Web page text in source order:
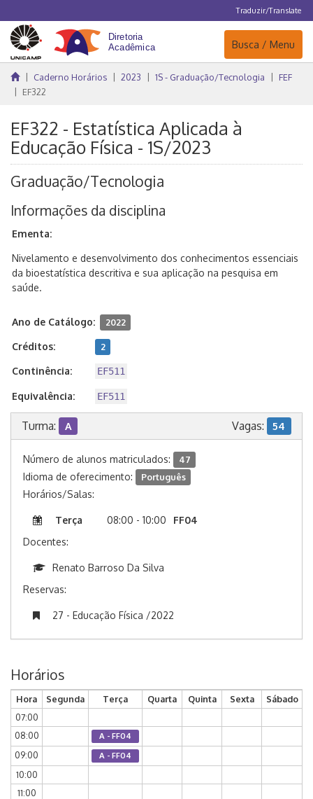
Traduzir/Translate
Navegação
Busca / Menu
Caderno Horários 2023 1S - Graduação/Tecnologia
FEF
EF322
EF322 - Estatística Aplicada à
Educação Física - 1S/2023
Graduação/Tecnologia
Informações da disciplina
Ementa:
Nivelamento e desenvolvimento dos conhecimentos essenciais
da bioestatística descritiva e sua aplicação na pesquisa em
saúde.
Ano de Catálogo: 2022
Créditos: 2
Continência: EF511
Equivalência: EF511
Turma: A Vagas: 54
Número de alunos matriculados: 47
Idioma de oferecimento: Português
Horários/Salas:
Terça 08:00 - 10:00
FF04
Docentes:
Renato Barroso Da Silva
Reservas:
27 - Educação Física /2022
Horários
Hora Segunda Terça Quarta Quinta Sexta
Sábado
07:00
08:00
A - FF04
09:00 A - FF04
10:00
11:00